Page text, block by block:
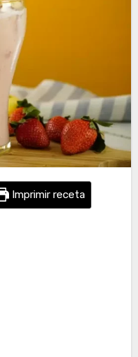
Imprimir receta